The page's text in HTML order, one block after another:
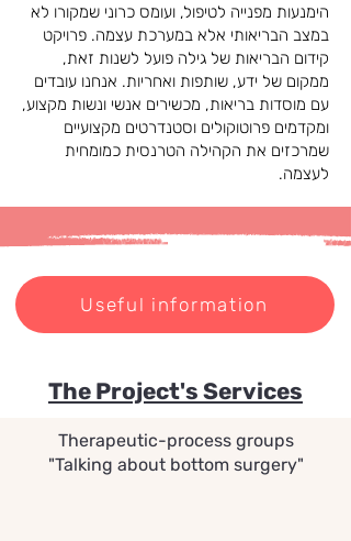
הימנעות מפנייה לטיפול, ועומס כרוני שמקורו לא
במצב הבריאותי אלא במערכת עצמה. פרויקט
קידום הבריאות של גילה פועל לשנות זאת,
ממקום של ידע, שותפות ואחריות. אנחנו עובדים
עם מוסדות בריאות, מכשירים אנשי ונשות מקצוע,
ומקדמים פרוטוקולים וסטנדרטים מקצועיים
שמרכזים את הקהילה הטרנסית כמומחית
לעצמה.
Useful information
The Project's Services
Therapeutic-process groups
"Talking about bottom surgery"